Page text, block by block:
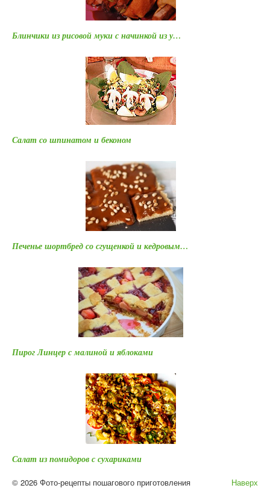
Блинчики из рисовой муки с начинкой из у…
Салат со шпинатом и беконом
Печенье шортбред со сгущенкой и кедровым…
Пирог Линцер с малиной и яблоками
Салат из помидоров с сухариками
Наверх
© 2026 Фото-рецепты пошагового приготовления